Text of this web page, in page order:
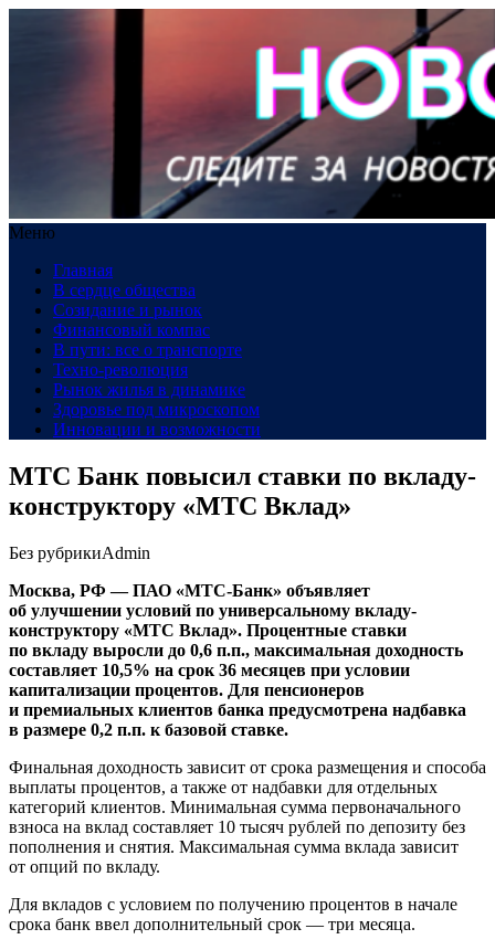
Меню
Главная
В сердце общества
Созидание и рынок
Финансовый компас
В пути: все о транспорте
Техно-революция
Рынок жилья в динамике
Здоровье под микроскопом
Инновации и возможности
МТС Банк повысил ставки по вкладу-
конструктору «МТС Вклад»
Без рубрикиAdmin
Москва, РФ — ПАО «МТС-Банк» объявляет
об улучшении условий по универсальному вкладу-
конструктору «МТС Вклад». Процентные ставки
по вкладу выросли до 0,6 п.п., максимальная доходность
составляет 10,5% на срок 36 месяцев при условии
капитализации процентов. Для пенсионеров
и премиальных клиентов банка предусмотрена надбавка
в размере 0,2 п.п. к базовой ставке.
Финальная доходность зависит от срока размещения и способа
выплаты процентов, а также от надбавки для отдельных
категорий клиентов. Минимальная сумма первоначального
взноса на вклад составляет 10 тысяч рублей по депозиту без
пополнения и снятия. Максимальная сумма вклада зависит
от опций по вкладу.
Для вкладов с условием по получению процентов в начале
срока банк ввел дополнительный срок — три месяца.